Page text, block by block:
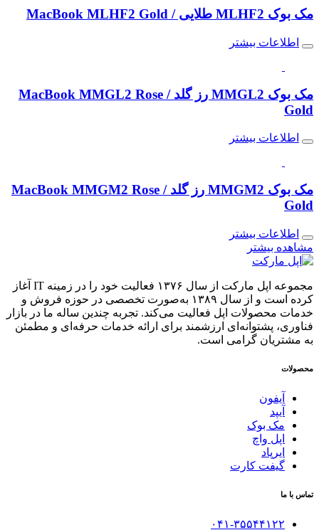
مک بوک MLHF2 طلایی / MacBook MLHF2 Gold
اطلاعات بیشتر
مک بوک MMGL2 رز گلد / MacBook MMGL2 Rose
Gold
اطلاعات بیشتر
مک بوک MMGM2 رز گلد / MacBook MMGM2 Rose
Gold
اطلاعات بیشتر
مشاهده بیشتر
مجموعه اپل مارکت از سال ۱۳۷۶ فعالیت خود را در زمینه IT آغاز
کرده است و از سال ۱۳۸۹ به‌صورت تخصصی در حوزه فروش و
خدمات محصولات اپل فعالیت می‌کند. تجربه چندین ساله ما در بازار
فناوری، پشتوانه‌ای ارزشمند برای ارائه خدمات حرفه‌ای و مطمئن
به مشتریان گرامی است.
محصولات
آیفون
آیپد
مک بوک
اپل واچ
ایرپاد
گیفت کارت
تماس با ما
۰۴۱-۳۵۵۴۴۱۲۲